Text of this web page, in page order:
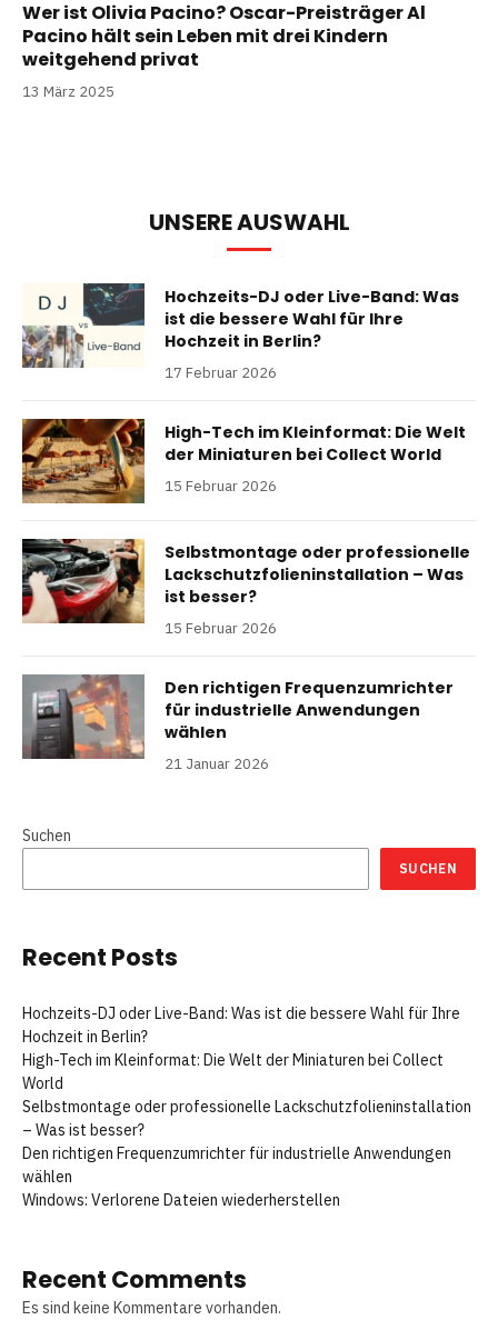
Wer ist Olivia Pacino? Oscar-Preisträger Al
Pacino hält sein Leben mit drei Kindern
weitgehend privat
13 März 2025
UNSERE AUSWAHL
Hochzeits-DJ oder Live-Band: Was
ist die bessere Wahl für Ihre
Hochzeit in Berlin?
17 Februar 2026
High-Tech im Kleinformat: Die Welt
der Miniaturen bei Collect World
15 Februar 2026
Selbstmontage oder professionelle
Lackschutzfolieninstallation – Was
ist besser?
15 Februar 2026
Den richtigen Frequenzumrichter
für industrielle Anwendungen
wählen
21 Januar 2026
Suchen
SUCHEN
Recent Posts
Hochzeits-DJ oder Live-Band: Was ist die bessere Wahl für Ihre
Hochzeit in Berlin?
High-Tech im Kleinformat: Die Welt der Miniaturen bei Collect
World
Selbstmontage oder professionelle Lackschutzfolieninstallation
– Was ist besser?
Den richtigen Frequenzumrichter für industrielle Anwendungen
wählen
Windows: Verlorene Dateien wiederherstellen
Recent Comments
Es sind keine Kommentare vorhanden.